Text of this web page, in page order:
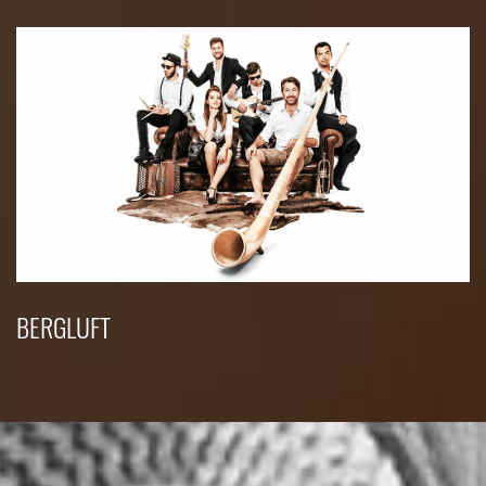
BERGLUFT